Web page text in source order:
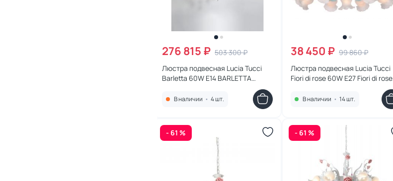
276 815 ₽ 503 300 ₽
Люстра подвесная Lucia Tucci
Barletta 60W E14 BARLETTA
В наличии • 4 шт.
38 450 ₽ 99 860 ₽
Люстра подвесная Lucia Tucci
Fiori di rose 60W E27 Fiori di rose
В наличии • 14 шт.
- 61 % - 61 %